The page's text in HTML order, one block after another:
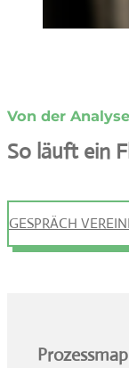
Von der
So läuft ein
GESPRÄCH